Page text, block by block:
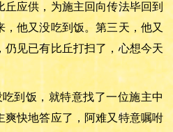
应供，为施主回向传法毕回到
他又没吃到饭。第三天，他又
仍见已有比丘打扫了，心想今天
到饭，就特意找了一位施主中
爽快地答应了，阿难又特意嘱咐